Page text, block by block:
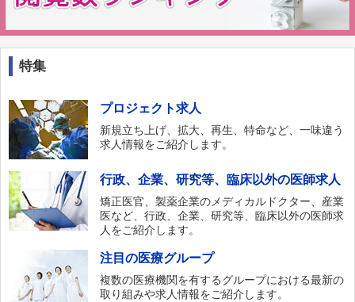
特集
プロジェクト求人
新規立ち上げ、拡大、再生、特命など、一味違う
求人情報をご紹介します。
行政、企業、研究等、臨床以外の医師求人
矯正医官、製薬企業のメディカルドクター、産業
医など、行政、企業、研究等、臨床以外の医師求
人をご紹介します。
注目の医療グループ
複数の医療機関を有するグループにおける最新の
取り組みや求人情報をご紹介します。